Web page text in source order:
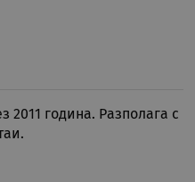
2011 година. Разполага с